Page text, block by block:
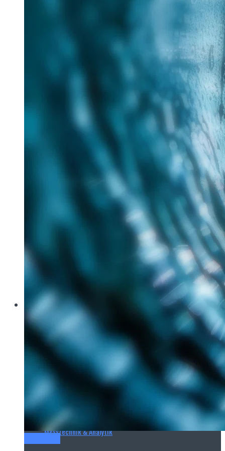
Im Rahmen des Messe-Mottos „Lösungen für eine
verantwortungsvolle Zukunft“ hat Tracto auf der IFAT
nachhaltige Verfahren für die zukunftsorientierte
Aquatech Amsterdam
Brau Beviale
Hannover Messe
IFAT
E‑Mag
Wasseraufbereitung
Wasserbehandlung
Wasserinfrastruktur
Anlagen & Komponenten
Messtechnik & Analytik